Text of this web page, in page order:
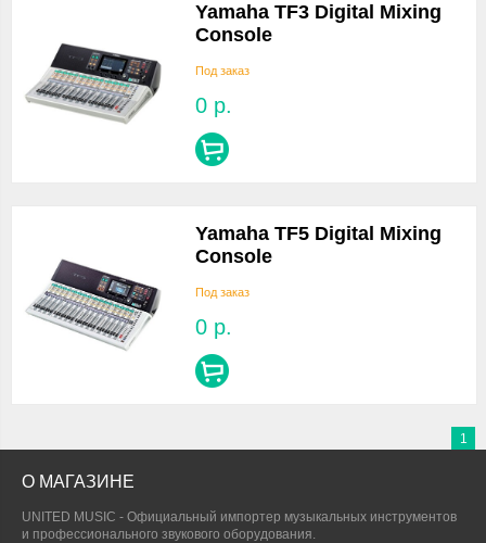
Yamaha TF3 Digital Mixing
Console
Под заказ
0 р.
Yamaha TF5 Digital Mixing
Console
Под заказ
0 р.
1
О МАГАЗИНЕ
UNITED MUSIC - Официальный импортер музыкальных инструментов
и профессионального звукового оборудования.